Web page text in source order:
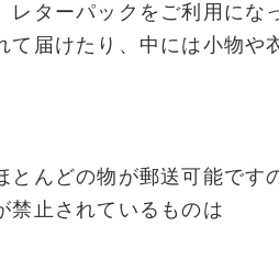
レターパックをご利用にな
て届けたり、中には小物
とんどの物が郵送可能です
禁止されているものは